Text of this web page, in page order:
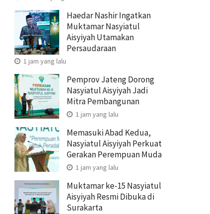
Haedar Nashir Ingatkan
Muktamar Nasyiatul
Aisyiyah Utamakan
Persaudaraan
1 jam yang lalu
Pemprov Jateng Dorong
Nasyiatul Aisyiyah Jadi
Mitra Pembangunan
1 jam yang lalu
Memasuki Abad Kedua,
Nasyiatul Aisyiyah Perkuat
Gerakan Perempuan Muda
1 jam yang lalu
Muktamar ke-15 Nasyiatul
Aisyiyah Resmi Dibuka di
Surakarta